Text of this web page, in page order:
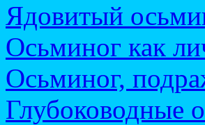
Ядовитый
Осьминог как
Осьминог,
Глубоководные